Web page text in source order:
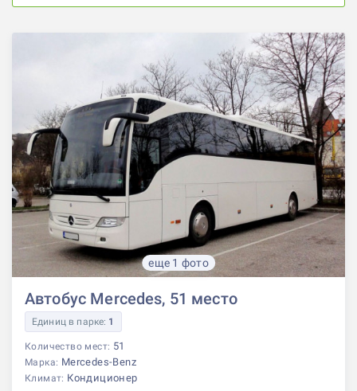
еще 1 фото
Автобус Mercedes, 51 место
Единиц в парке: 1
Количество мест: 51
Марка: Mercedes-Benz
Климат: Кондиционер